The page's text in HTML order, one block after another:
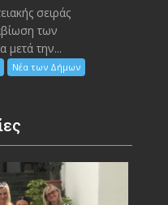
σειράς
των
μετά την...
Νέα των Δήμων